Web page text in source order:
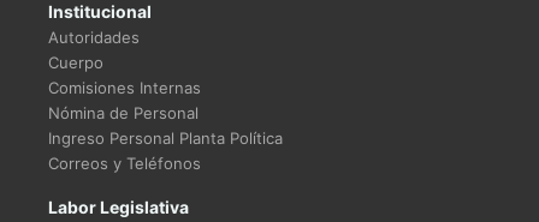
Institucional
Autoridades
Cuerpo
Comisiones Internas
Nómina de Personal
Ingreso Personal Planta Política
Correos y Teléfonos
Labor Legislativa